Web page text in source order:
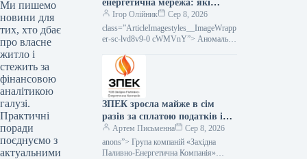
Ми пишемо
новини для
тих, хто дбає
про власне
житло і
стежить за
фінансовою
аналітикою
галузі.
Практичні
поради
поєднуємо з
актуальними
енергетична мережа: які
запити щодо дій
Ігор Олійник
Сер 8, 2026
class=”ArticleImagestyles__ImageWrapp
er-sc-lvd8v9-0 cWMVnY”> Аномальна
зробитиТривалий період літньої спеки
створює підвищене
ЗПЕК зросла майже в сім
разів за сплатою податків і
обов’язкових платежів —
Мінфін
Артем Письменна
Сер 8, 2026
anons”> Група компаній «Західна
Паливно-Енергетична Компанія»